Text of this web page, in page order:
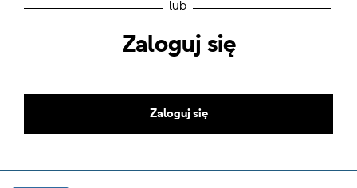
lub
Zaloguj się
Zaloguj się